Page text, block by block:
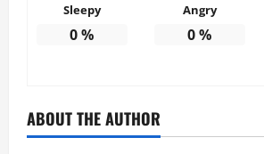
Sleepy
0%
Angry
0%
ABOUT THE AUTHOR